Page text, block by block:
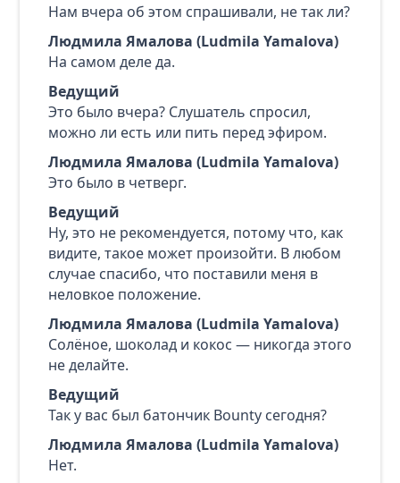
Нам вчера об этом спрашивали, не так ли?
Людмила Ямалова (Ludmila Yamalova)
На самом деле да.
Ведущий
Это было вчера? Слушатель спросил,
можно ли есть или пить перед эфиром.
Людмила Ямалова (Ludmila Yamalova)
Это было в четверг.
Ведущий
Ну, это не рекомендуется, потому что, как
видите, такое может произойти. В любом
случае спасибо, что поставили меня в
неловкое положение.
Людмила Ямалова (Ludmila Yamalova)
Солёное, шоколад и кокос — никогда этого
не делайте.
Ведущий
Так у вас был батончик Bounty сегодня?
Людмила Ямалова (Ludmila Yamalova)
Нет.